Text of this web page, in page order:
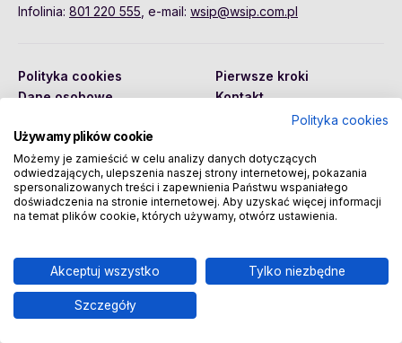
Infolinia: 801 220 555 , e-mail: wsip@wsip.com.pl
Polityka cookies
Dane osobowe
Pierwsze kroki
Kontakt
Copyright © 2026 Wydawnictwa Szkolne i Pedagogiczne
Spółka Akcyjna
Polityka cookies
Używamy plików cookie
Możemy je zamieścić w celu analizy danych dotyczących
odwiedzających, ulepszenia naszej strony internetowej, pokazania
spersonalizowanych treści i zapewnienia Państwu wspaniałego
doświadczenia na stronie internetowej. Aby uzyskać więcej informacji
na temat plików cookie, których używamy, otwórz ustawienia.
Akceptuj wszystko Tylko niezbędne
Szczegóły